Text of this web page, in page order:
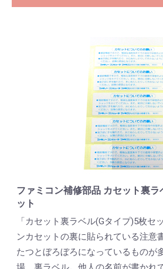
ファミコン補修部品 カセット裏
ット
「カセット裏ラベル(Gタイプ)5枚セ
ンカセットの裏に貼られている注意
たつとぼろぼろになっているものが